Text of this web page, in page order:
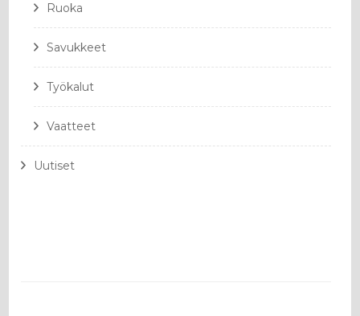
Ruoka
Savukkeet
Työkalut
Vaatteet
Uutiset